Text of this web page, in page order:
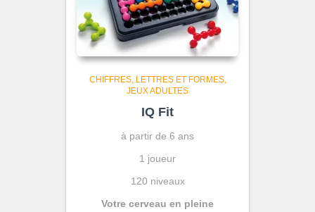
CHIFFRES, LETTRES ET FORMES
JEUX ADULTES
IQ Fit
à partir de 6 ans
1 joueur
120 niveaux
Votre cerveau en pleine